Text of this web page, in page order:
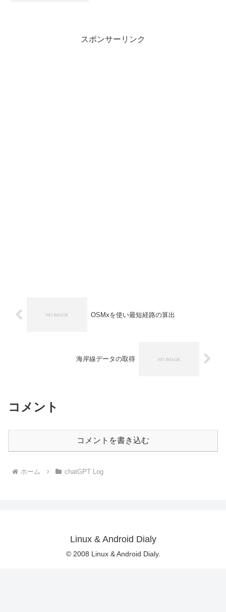
スポンサーリンク
OSMxを使い最短経路の算出
海岸線データの取得
コメント
コメントを書き込む
ホーム chatGPT Log
Linux & Android Dialy
© 2008 Linux & Android Dialy.